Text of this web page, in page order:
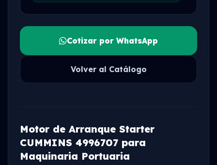
Cotizar por WhatsApp
Volver al Catálogo
Motor de Arranque Starter
CUMMINS 4996707 para
Maquinaria Portuaria